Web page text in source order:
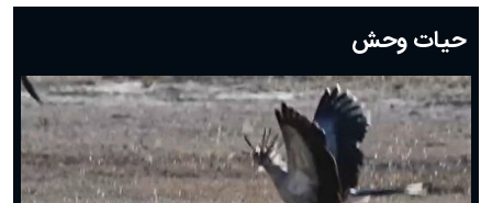
دعای روز بیستم ماه رمضان؛ ۱۹ اسفند ۱۴۰۴
دعای روز هشتم ماه مبارک رمضان؛ ۷ اسفند ماه ۱۴۰۴
دعای روز هفتم ماه رمضان؛ ۶ اسفند ۱۴۰۴
دعای روز ششم ماه رمضان؛ ۵ اسفند ۱۴۰۴
دعای روز پنجم ماه رمضان؛ ۴ اسفند ۱۴۰۴
دعای روز چهارم ماه مبارک رمضان؛ ۳ اسفند ۱۴۰۴
دعای روز سوم ماه مبارک رمضان؛ ۱۴ اسفند ۱۴۰۴
حیات وحش